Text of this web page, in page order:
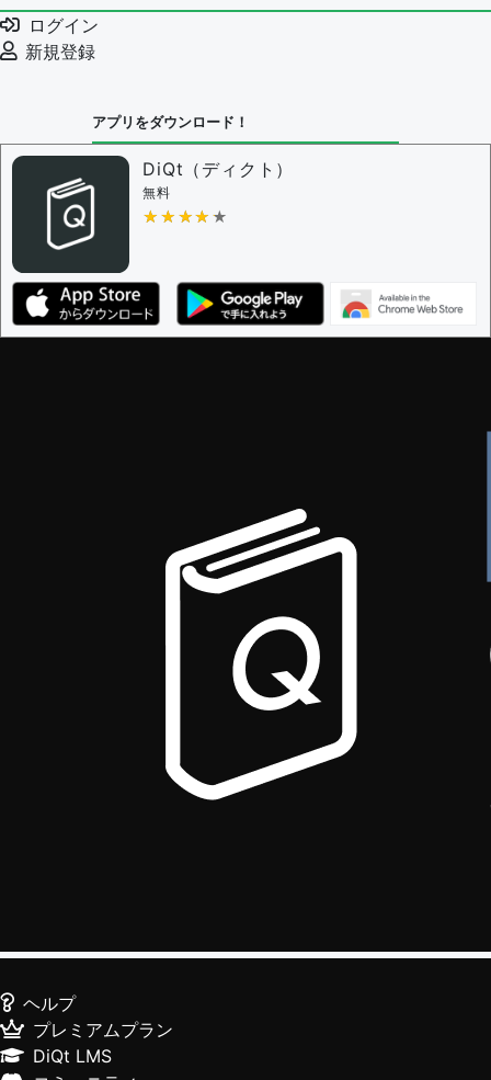
ログイン
新規登録
アプリをダウンロード！
DiQt（ディクト）
無料
★★★★★
★★★★★
ヘルプ
プレミアムプラン
DiQt LMS